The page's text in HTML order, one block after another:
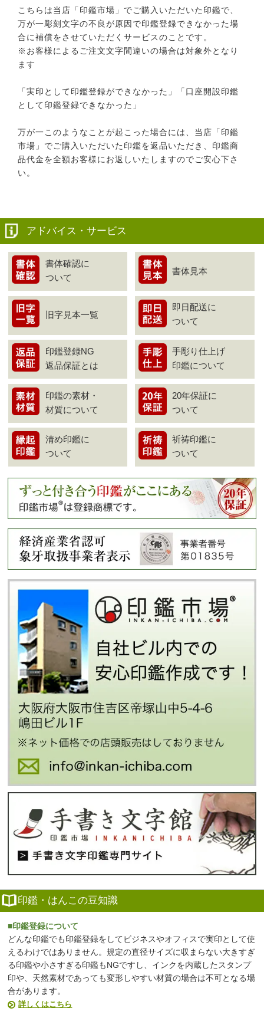
こちらは当店「印鑑市場」でご購入いただいた印鑑で、
万が一彫刻文字の不良が原因で印鑑登録できなかった場
合に補償をさせていただくサービスのことです。
※お客様によるご注文文字間違いの場合は対象外となり
ます
「実印として印鑑登録ができなかった」「口座開設印鑑
として印鑑登録できなかった」
万が一このようなことが起こった場合には、当店「印鑑
市場」でご購入いただいた印鑑を返品いただき、印鑑商
品代金を全額お客様にお返しいたしますのでご安心下さ
い。
アドバイス・サービス
書体確認に
ついて
書体見本
旧字見本一覧
即日配送に
ついて
印鑑登録NG
返品保証とは
手彫り仕上げ
印鑑について
印鑑の素材・
材質について
20年保証に
ついて
清め印鑑に
ついて
祈祷印鑑に
ついて
印鑑・はんこの豆知識
■印鑑登録について
どんな印鑑でも印鑑登録をしてビジネスやオフィスで実印として使
えるわけではありません。規定の直径サイズに収まらない大きすぎ
る印鑑や小さすぎる印鑑もNGですし、インクを内蔵したスタンプ
印や、天然素材であっても変形しやすい材質の場合は不可となる場
合があります。
詳しくはこちら